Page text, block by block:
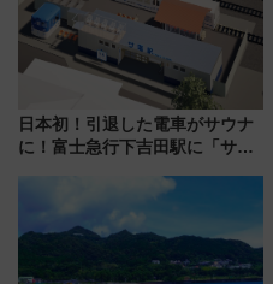
日本初！引退した電車がサウナ
に！富士急行下吉田駅に「サ電
業 行き交う電車の音や振動を
感じながら「ととのう」新感覚